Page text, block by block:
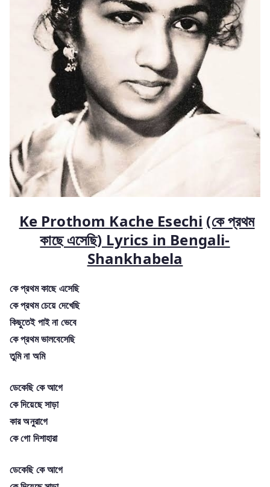
Ke Prothom Kache Esechi (কে প্রথম
কাছে এসেছি) Lyrics in Bengali-
Shankhabela
কে প্রথম কাছে এসেছি
কে প্রথম চেয়ে দেখেছি
কিছুতেই পাই না ভেবে
কে প্রথম ভালবেসেছি
তুমি না অমি
ডেকেছি কে আগে
কে দিয়েছে সাড়া
কার অনুরাগে
কে গো দিশাহারা
ডেকেছি কে আগে